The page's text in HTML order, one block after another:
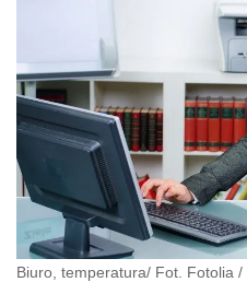
Biuro, temperatura/ Fot. Fotolia /